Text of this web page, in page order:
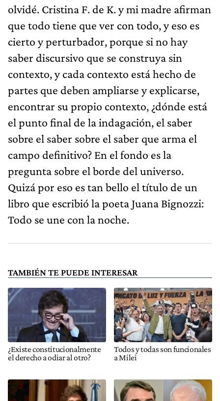
olvidé. Cristina F. de K. y mi madre afirman
que todo tiene que ver con todo, y eso es
cierto y perturbador, porque si no hay
saber discursivo que se construya sin
contexto, y cada contexto está hecho de
partes que deben ampliarse y explicarse,
encontrar su propio contexto, ¿dónde está
el punto final de la indagación, el saber
sobre el saber sobre el saber que arma el
campo definitivo? En el fondo es la
pregunta sobre el borde del universo.
Quizá por eso es tan bello el título de un
libro que escribió la poeta Juana Bignozzi:
Todo se une con la noche.
TAMBIÉN TE PUEDE INTERESAR
¿Existe constitucionalmente
el derecho a odiar al otro?
Todos y todas son funcionales
a Milei